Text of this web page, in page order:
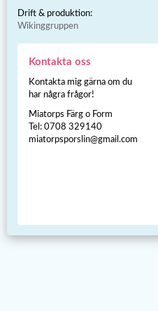
Drift & produktion:
Wikinggruppen
Kontakta oss
Kontakta mig gärna om du
har några frågor!
Miatorps Färg o Form
Tel: 0708 329140
miatorpsporslin@gmail.com